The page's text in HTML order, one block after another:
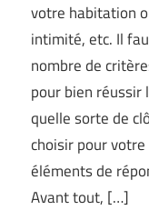
votre habitation
intimité, etc. Il
nombre de
pour bien réussir
quelle sorte de
choisir pour
éléments de
Avant tout, […]